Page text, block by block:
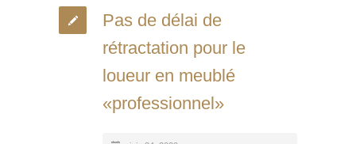
Pas de délai de
rétractation pour le
loueur en meublé
«professionnel»